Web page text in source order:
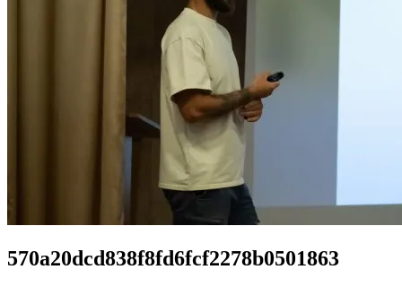
570a20dcd838f8fd6fcf2278b0501863